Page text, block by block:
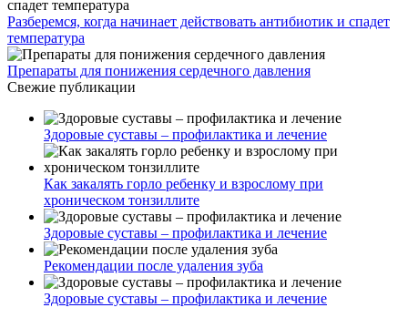
Разберемся, когда начинает действовать антибиотик и спадет
температура
Препараты для понижения сердечного давления
Свежие публикации
Здоровые суставы – профилактика и лечение
Как закалять горло ребенку и взрослому при
хроническом тонзиллите
Здоровые суставы – профилактика и лечение
Рекомендации после удаления зуба
Здоровые суставы – профилактика и лечение